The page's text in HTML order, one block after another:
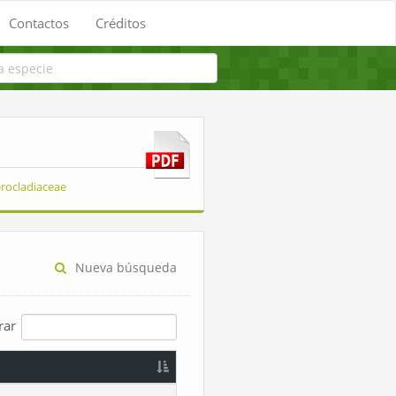
Contactos Créditos
Nueva búsqueda